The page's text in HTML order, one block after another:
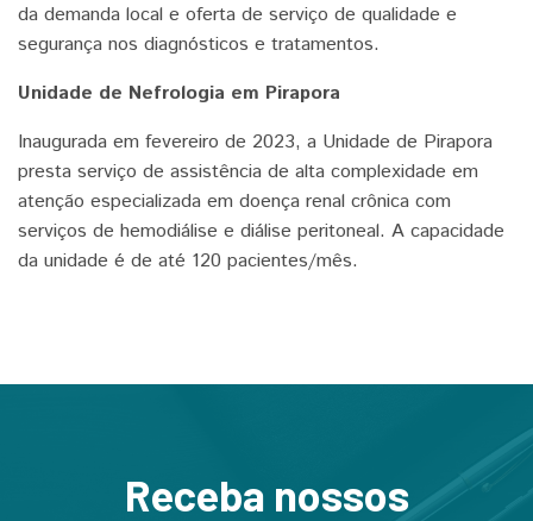
da demanda local e oferta de serviço de qualidade e
segurança nos diagnósticos e tratamentos.
Unidade de Nefrologia em Pirapora
Inaugurada em fevereiro de 2023, a Unidade de Pirapora
presta serviço de assistência de alta complexidade em
atenção especializada em doença renal crônica com
serviços de hemodiálise e diálise peritoneal. A capacidade
da unidade é de até 120 pacientes/mês.
Receba nossos